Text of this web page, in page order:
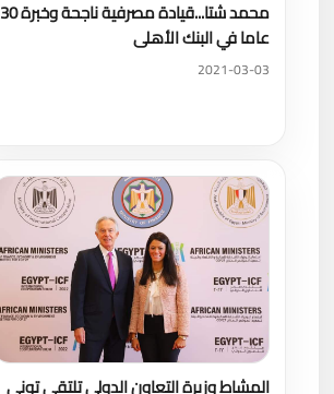
محمد شتا...قيادة مصرفية ناجحة وخبرة 30
عاما في البنك الأهلى
2021-03-03
المشاط وزيرة التعاون الدولي تلتقي توني